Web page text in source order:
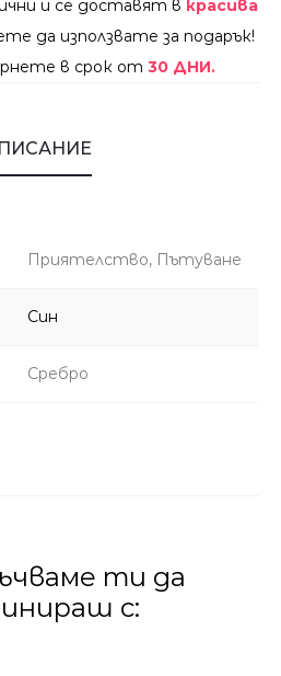
и се доставят в красива
да използвате за подарък!
в срок от 30 ДНИ.
Приятелство, Пътуване
Син
Сребро
ти да
с: